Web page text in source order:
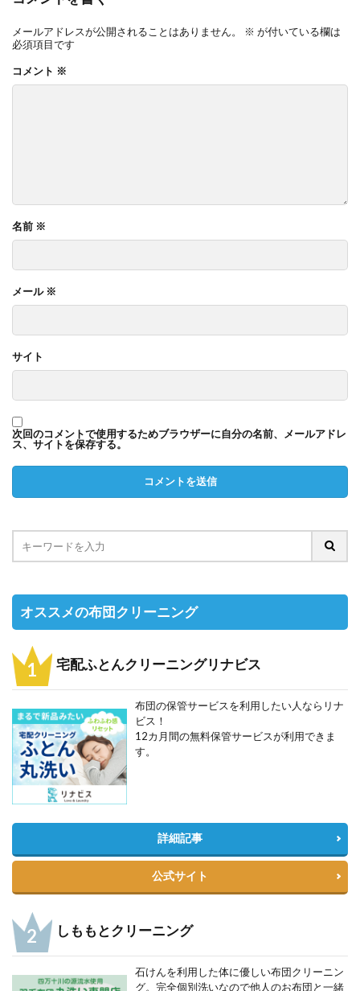
メールアドレスが公開されることはありません。 ※ が付いている欄は
必須項目です
コメント ※
名前 ※
メール ※
サイト
次回のコメントで使用するためブラウザーに自分の名前、メールアドレ
ス、サイトを保存する。
オススメの布団クリーニング
宅配ふとんクリーニングリナビス
布団の保管サービスを利用したい人ならリナ
ビス！
12カ月間の無料保管サービスが利用できま
す。
詳細記事
公式サイト
しももとクリーニング
石けんを利用した体に優しい布団クリーニン
グ。完全個別洗いなので他人のお布団と一緒